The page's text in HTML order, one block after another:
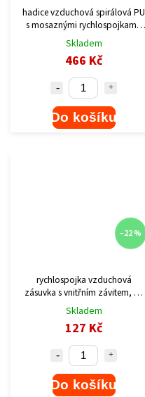
hadice vzduchová spirálová PU
s mosaznými rychlospojkami,
1/4", vnitřní ?8mm, L 8m
Skladem
466 Kč
Do košíku
–22 %
rychlospojka vzduchová
zásuvka s vnitřním závitem, G-
1/4"
Skladem
127 Kč
Do košíku